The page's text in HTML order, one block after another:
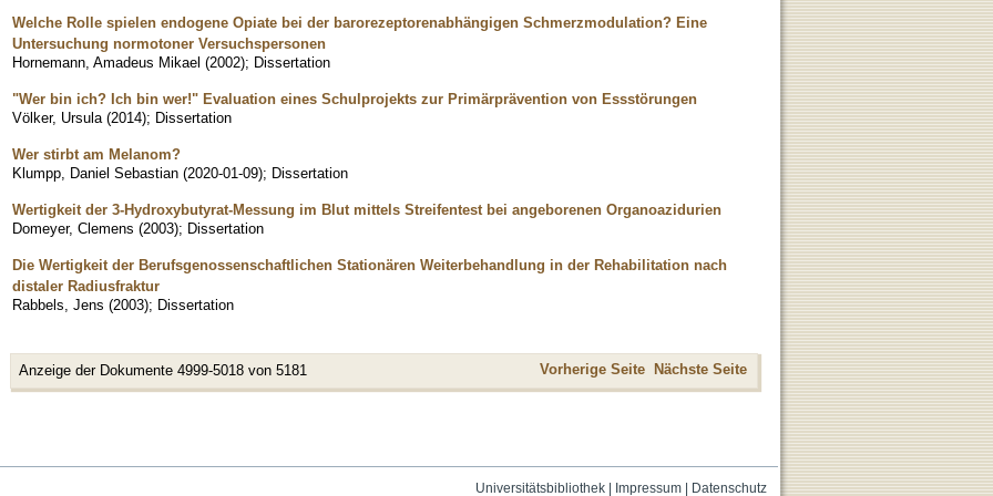
Welche Rolle spielen endogene Opiate bei der barorezeptorenabhängigen Schmerzmodulation? Eine
Untersuchung normotoner Versuchspersonen
Hornemann, Amadeus Mikael (2002); Dissertation
"Wer bin ich? Ich bin wer!" Evaluation eines Schulprojekts zur Primärprävention von Essstörungen
Völker, Ursula (2014); Dissertation
Wer stirbt am Melanom?
Klumpp, Daniel Sebastian (2020-01-09); Dissertation
Wertigkeit der 3-Hydroxybutyrat-Messung im Blut mittels Streifentest bei angeborenen Organoazidurien
Domeyer, Clemens (2003); Dissertation
Die Wertigkeit der Berufsgenossenschaftlichen Stationären Weiterbehandlung in der Rehabilitation nach
distaler Radiusfraktur
Rabbels, Jens (2003); Dissertation
Anzeige der Dokumente 4999-5018 von 5181 Vorherige Seite Nächste Seite
Universitätsbibliothek| Impressum| Datenschutz